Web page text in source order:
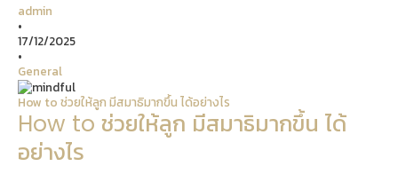
admin
•
17/12/2025
•
General
How to ช่วยให้ลูก มีสมาธิมากขึ้น ได้อย่างไร
How to ช่วยให้ลูก มีสมาธิมากขึ้น ได้
อย่างไร